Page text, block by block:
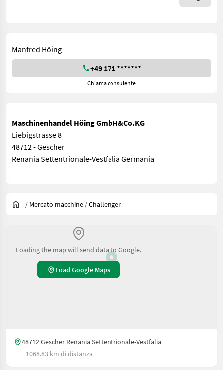
Manfred Höing
+49 171 *******
Chiama consulente
Maschinenhandel Höing GmbH&Co.KG
Liebigstrasse 8
48712 - Gescher
Renania Settentrionale-Vestfalia Germania
/ Mercato macchine /Challenger
Loading the map will send data to Google.
Load Google Maps
48712 Gescher Renania Settentrionale-Vestfalia
1068.83 km di distanza